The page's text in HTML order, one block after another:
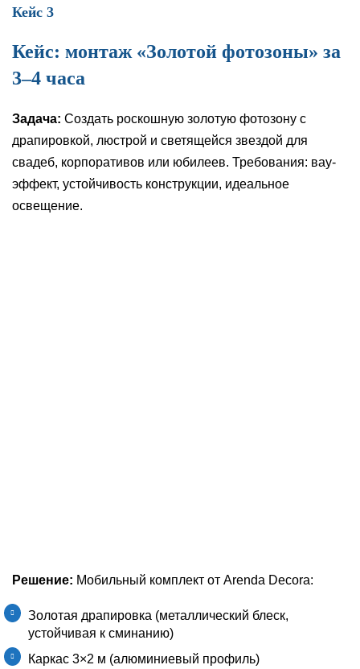
Кейс 3
Кейс: монтаж «Золотой фотозоны» за
3–4 часа
Задача: Создать роскошную золотую фотозону с
драпировкой, люстрой и светящейся звездой для
свадеб, корпоративов или юбилеев. Требования: вау-
эффект, устойчивость конструкции, идеальное
освещение.
Решение: Мобильный комплект от Arenda Decora:
Золотая драпировка (металлический блеск,
устойчивая к сминанию)
Каркас 3×2 м (алюминиевый профиль)